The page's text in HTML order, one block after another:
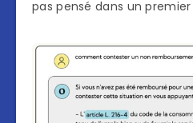
pas pensé dans un